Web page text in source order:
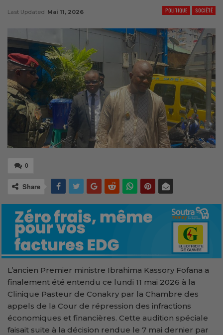
POLITIQUE SOCIÉTÉ
Last Updated Mai 11, 2026
0
Share
L’ancien Premier ministre Ibrahima Kassory Fofana a
finalement été entendu ce lundi 11 mai 2026 à la
Clinique Pasteur de Conakry par la Chambre des
appels de la Cour de répression des infractions
économiques et financières. Cette audition spéciale
faisait suite à la décision rendue le 7 mai dernier par